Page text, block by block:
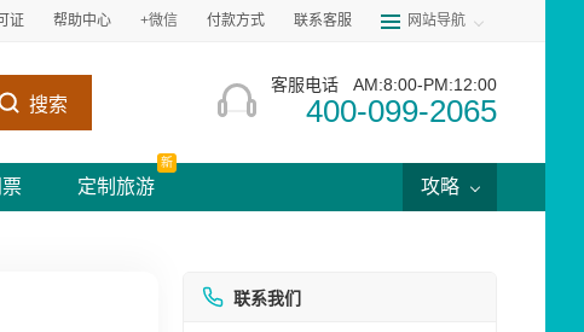
证 帮助中心 +微信 付款方式 联系客服 网站导航
搜索
客服电话 AM:8:00-PM:12:00
400-099-2065
定制旅游
新
攻略
联系我们